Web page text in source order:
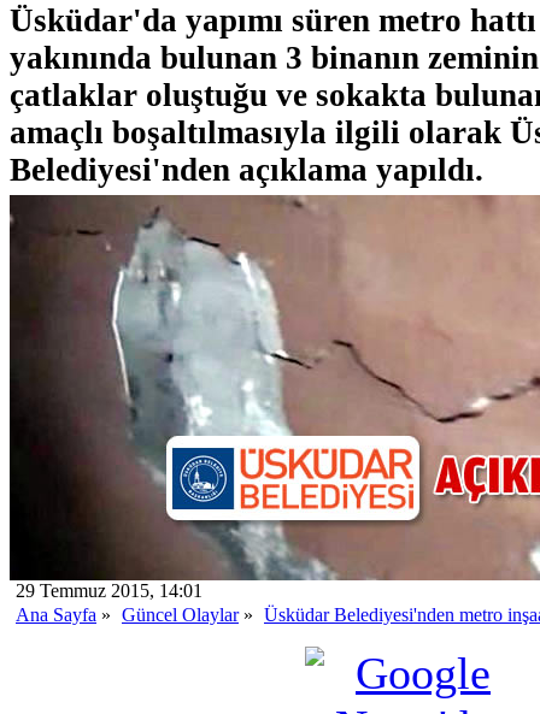
Üsküdar'da yapımı süren metro hattı
yakınında bulunan 3 binanın
çatlaklar oluştuğu ve sokakta
amaçlı boşaltılmasıyla ilgili olarak
Belediyesi'nden açıklama yapıldı.
29 Temmuz 2015, 14:01
Ana Sayfa » Güncel Olaylar» Üsküdar Belediyesi'nden metro